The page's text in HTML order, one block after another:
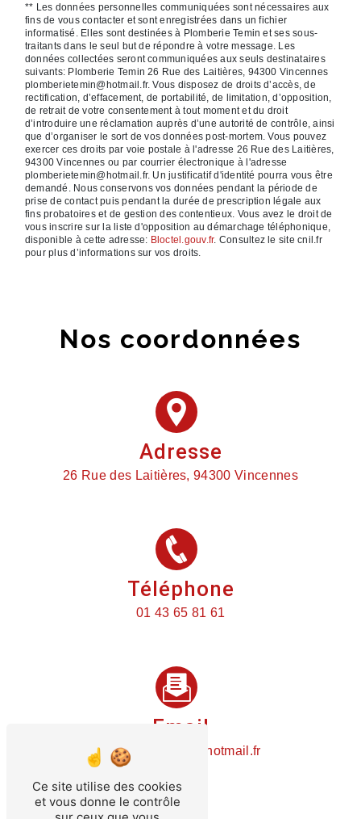
** Les données personnelles communiquées sont nécessaires aux
fins de vous contacter et sont enregistrées dans un fichier
informatisé. Elles sont destinées à Plomberie Temin et ses sous-
traitants dans le seul but de répondre à votre message. Les
données collectées seront communiquées aux seuls destinataires
suivants: Plomberie Temin 26 Rue des Laitières, 94300 Vincennes
plomberietemin@hotmail.fr. Vous disposez de droits d’accès, de
rectification, d’effacement, de portabilité, de limitation, d’opposition,
de retrait de votre consentement à tout moment et du droit
d’introduire une réclamation auprès d’une autorité de contrôle, ainsi
que d’organiser le sort de vos données post-mortem. Vous pouvez
exercer ces droits par voie postale à l'adresse 26 Rue des Laitières,
94300 Vincennes ou par courrier électronique à l'adresse
plomberietemin@hotmail.fr. Un justificatif d'identité pourra vous être
demandé. Nous conservons vos données pendant la période de
prise de contact puis pendant la durée de prescription légale aux
fins probatoires et de gestion des contentieux. Vous avez le droit de
vous inscrire sur la liste d'opposition au démarchage téléphonique,
disponible à cette adresse: Bloctel.gouv.fr. Consultez le site cnil.fr
pour plus d’informations sur vos droits.
Nos coordonnées
Adresse
26 Rue des Laitières, 94300 Vincennes
Téléphone
01 43 65 81 61
Email
plomberietemin@hotmail.fr
Ce site utilise des cookies
et vous donne le contrôle